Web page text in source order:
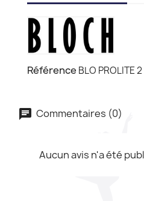
Référence BLO PROLITE
Commentaires (0)
Aucun avis n'a été